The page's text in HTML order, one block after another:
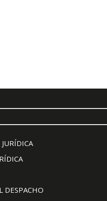
DESPACHO